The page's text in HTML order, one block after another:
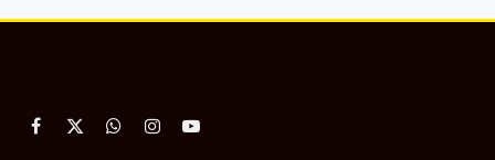
Facebook
X
WhatsApp
InstagramYouTube